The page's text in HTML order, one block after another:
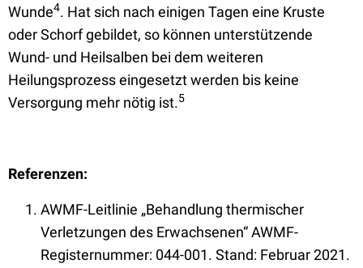
Wunde4. Hat sich nach einigen Tagen eine Kruste
oder Schorf gebildet, so können unterstützende
Wund- und Heilsalben bei dem weiteren
Heilungsprozess eingesetzt werden bis keine
Versorgung mehr nötig ist.5
Referenzen:
AWMF-Leitlinie „Behandlung thermischer
Verletzungen des Erwachsenen“ AWMF-
Registernummer: 044-001. Stand: Februar 2021.